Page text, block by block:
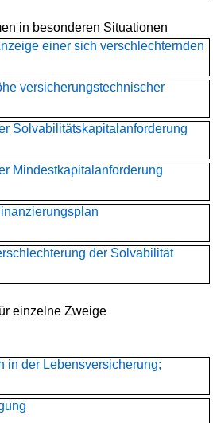
in besonderen Situationen
einer sich verschlechternden
versicherungstechnischer
Solvabilitätskapitalanforderung
Mindestkapitalanforderung
der Solvabilität
einzelne Zweige
in der Lebensversicherung;